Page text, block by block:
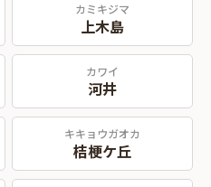
カミキジマ
上木島
カワイ
河井
キキョウガオカ
桔梗ケ丘